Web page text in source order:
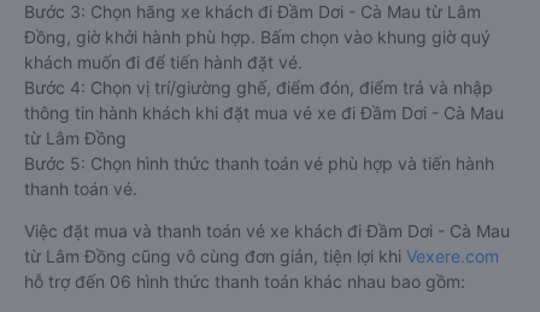
Bước 3: Chọn hãng xe khách đi Đầm Dơi - Cà Mau từ Lâm
Đồng, giờ khởi hành phù hợp. Bấm chọn vào khung giờ quý
khách muốn đi để tiến hành đặt vé.
Bước 4: Chọn vị trí/giường ghế, điểm đón, điểm trả và nhập
thông tin hành khách khi đặt mua vé xe đi Đầm Dơi - Cà Mau
từ Lâm Đồng
Bước 5: Chọn hình thức thanh toán vé phù hợp và tiến hành
thanh toán vé.
Việc đặt mua và thanh toán vé xe khách đi Đầm Dơi - Cà Mau
từ Lâm Đồng cũng vô cùng đơn giản, tiện lợi khi Vexere.com
hỗ trợ đến 06 hình thức thanh toán khác nhau bao gồm: